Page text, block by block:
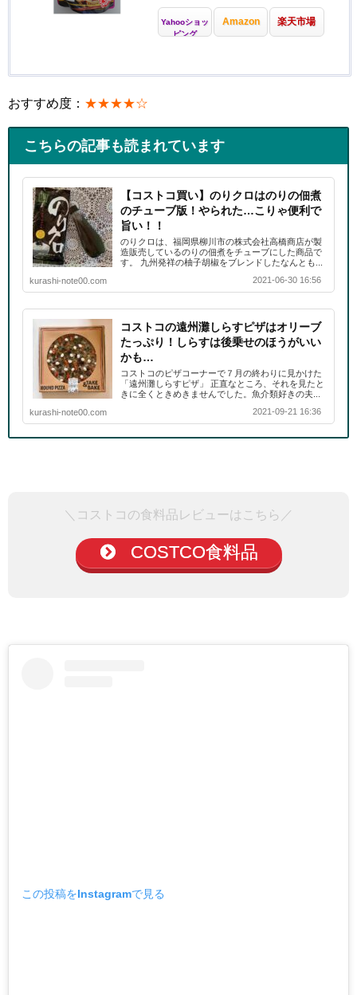
Yahooショッ
ピング
Amazon 楽天市場
おすすめ度： ★★★★☆
こちらの記事も読まれています
【コストコ買い】のりクロはのりの佃煮
のチューブ版！やられた…こりゃ便利で
旨い！！
のりクロは、福岡県柳川市の株式会社高橋商店が製
造販売しているのりの佃煮をチューブにした商品で
す。 九州発祥の柚子胡椒をブレンドしたなんとも...
kurashi-note00.com
2021-06-30 16:56
コストコの遠州灘しらすピザはオリーブ
たっぷり！しらすは後乗せのほうがいい
かも…
コストコのピザコーナーで７月の終わりに見かけた
「遠州灘しらすピザ」 正直なところ、それを見たと
きに全くときめきませんでした。魚介類好きの夫...
kurashi-note00.com
2021-09-21 16:36
＼コストコの食料品レビューはこちら／
COSTCO食料品
この投稿をInstagramで見る